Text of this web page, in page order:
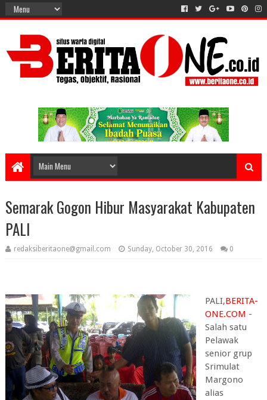
Semarak Gogon Hibur Masyarakat Kabupaten
PALI
redaksiberitaone@gmail.com Sunday, October 30, 2016 0
PALI,BERITA-
ONE.COM -
Salah satu
Pelawak
senior grup
Srimulat
Margono
alias